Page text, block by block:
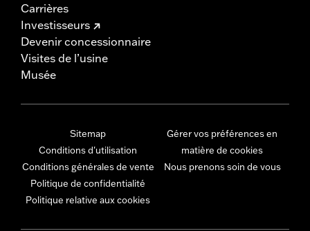
Carrières
Investisseurs
Devenir concessionnaire
Visites de l’usine
Musée
Sitemap
Conditions d'utilisation
Conditions générales de vente
Politique de confidentialité
Politique relative aux cookies
Gérer vos préférences en
matière de cookies
Nous prenons soin de vous